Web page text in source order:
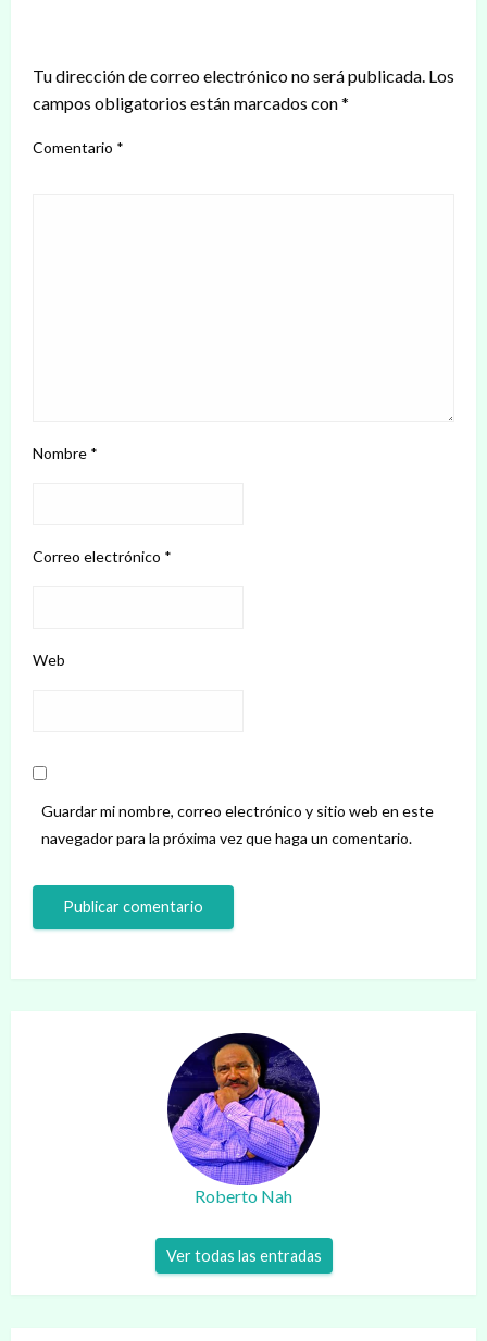
Tu dirección de correo electrónico no será publicada. Los
campos obligatorios están marcados con*
Comentario *
Nombre *
Correo electrónico *
Web
Guardar mi nombre, correo electrónico y sitio web en este
navegador para la próxima vez que haga un comentario.
Roberto Nah
Ver todas las entradas